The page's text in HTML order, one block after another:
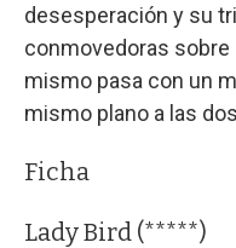
desesperación y su
conmovedoras sobre
mismo pasa con un
mismo plano a las
Ficha
Lady Bird (*****)